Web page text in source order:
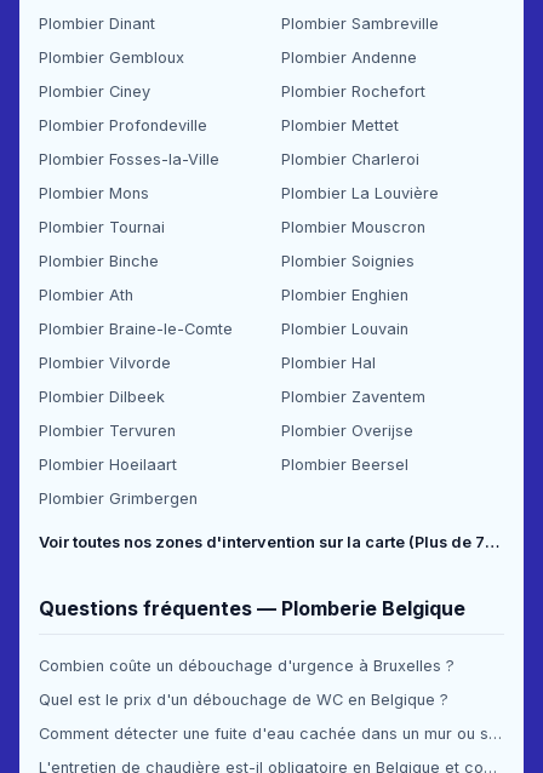
Plombier Dinant
Plombier Sambreville
Plombier Gembloux
Plombier Andenne
Plombier Ciney
Plombier Rochefort
Plombier Profondeville
Plombier Mettet
Plombier Fosses-la-Ville
Plombier Charleroi
Plombier Mons
Plombier La Louvière
Plombier Tournai
Plombier Mouscron
Plombier Binche
Plombier Soignies
Plombier Ath
Plombier Enghien
Plombier Braine-le-Comte
Plombier Louvain
Plombier Vilvorde
Plombier Hal
Plombier Dilbeek
Plombier Zaventem
Plombier Tervuren
Plombier Overijse
Plombier Hoeilaart
Plombier Beersel
Plombier Grimbergen
Voir toutes nos zones d'intervention sur la carte (Plus de 70 communes couvertes) →
Questions fréquentes — Plomberie Belgique
Combien coûte un débouchage d'urgence à Bruxelles ?
Quel est le prix d'un débouchage de WC en Belgique ?
Comment détecter une fuite d'eau cachée dans un mur ou sous le sol ?
L'entretien de chaudière est-il obligatoire en Belgique et combien ça coûte ?